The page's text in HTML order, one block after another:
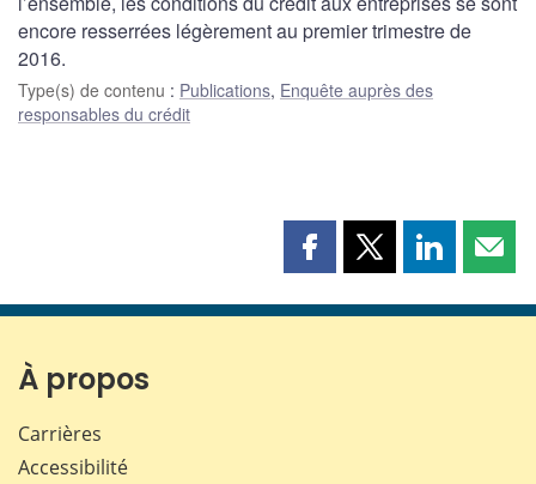
encore resserrées légèrement au premier trimestre de
2016.
Type(s) de contenu : Publications, Enquête auprès des
responsables du crédit
Partager
page
Partager
page
Partager
page page
À propos
Carrières
Accessibilité